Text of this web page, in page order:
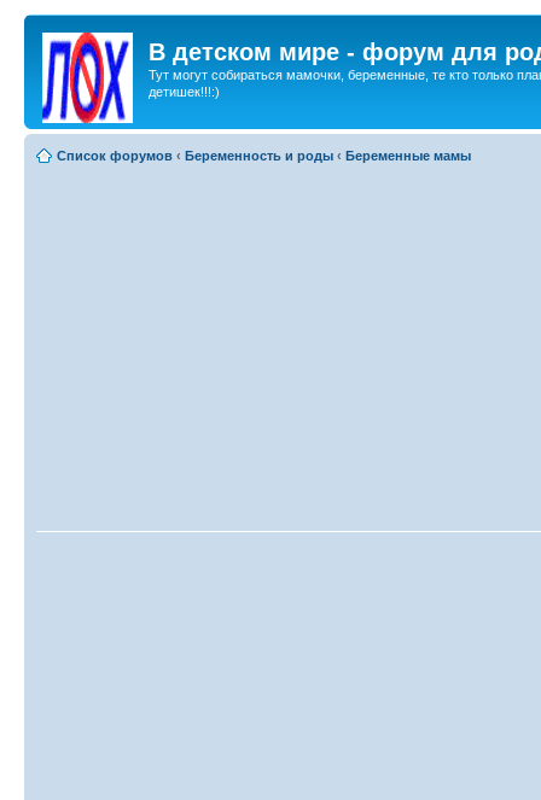
В детском мире - форум для
Тут могут собираться мамочки, беременные, те кто только
детишек!!!:)
Список форумов ‹ Беременность и роды ‹ Беременные мамы